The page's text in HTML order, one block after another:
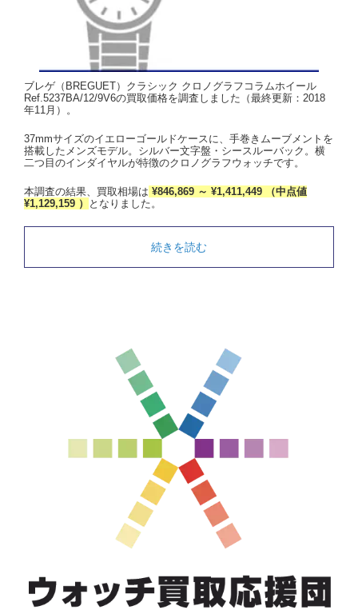
ブレゲ（BREGUET）クラシック クロノグラフコラムホイール
Ref.5237BA/12/9V6の買取価格を調査しました（最終更新：2018
年11月）。
37mmサイズのイエローゴールドケースに、手巻きムーブメントを
搭載したメンズモデル。シルバー文字盤・シースルーバック。横
二つ目のインダイヤルが特徴のクロノグラフウォッチです。
本調査の結果、買取相場は ¥846,869 ～ ¥1,411,449 （中点値
¥1,129,159 ）
となりました。
続きを読む